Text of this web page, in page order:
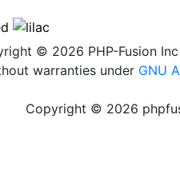
© 2026 PHP-Fusion Inc
warranties under GNU
Copyright © 2026